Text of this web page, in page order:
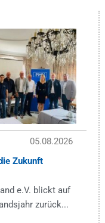
05.08.2026
Zukunft
e.V. blickt auf
zurück...